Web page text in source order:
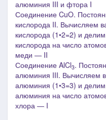
алюминия III и фтора I
Соединение CuO.
кислорода II. Вычисляем
кислорода (1•2=2) и
кислорода на число
меди ― II
Соединение AlCl3.
алюминия III. Вычисляем
алюминия (1•3=3) и делим
алюминия на число
хлора ― I